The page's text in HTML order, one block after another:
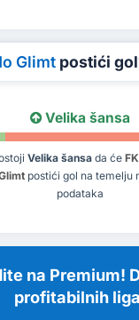
Glimt postići
Velika šansa
Velika šansa da će
postići gol na temelju
podataka
na Premium!
profitabilnih